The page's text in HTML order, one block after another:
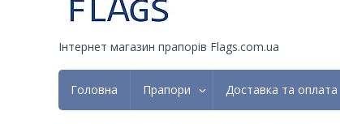
Інтернет магазин прапорів Flags.com.ua
Головна Прапори Доставка та оплата